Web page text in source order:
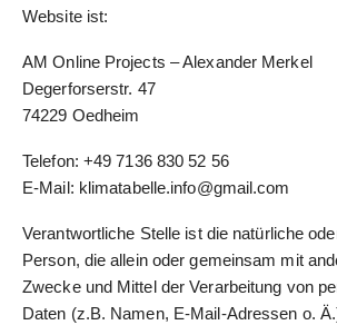
Website ist:
AM Online Projects – Alexander Merkel
Degerforserstr. 47
74229 Oedheim
Telefon: +49 7136 830 52 56
E-Mail: klimatabelle.info@gmail.com
Verantwortliche Stelle ist die natürliche
Person, die allein oder gemeinsam mit
Zwecke und Mittel der Verarbeitung von
Daten (z.B. Namen, E-Mail-Adressen o.